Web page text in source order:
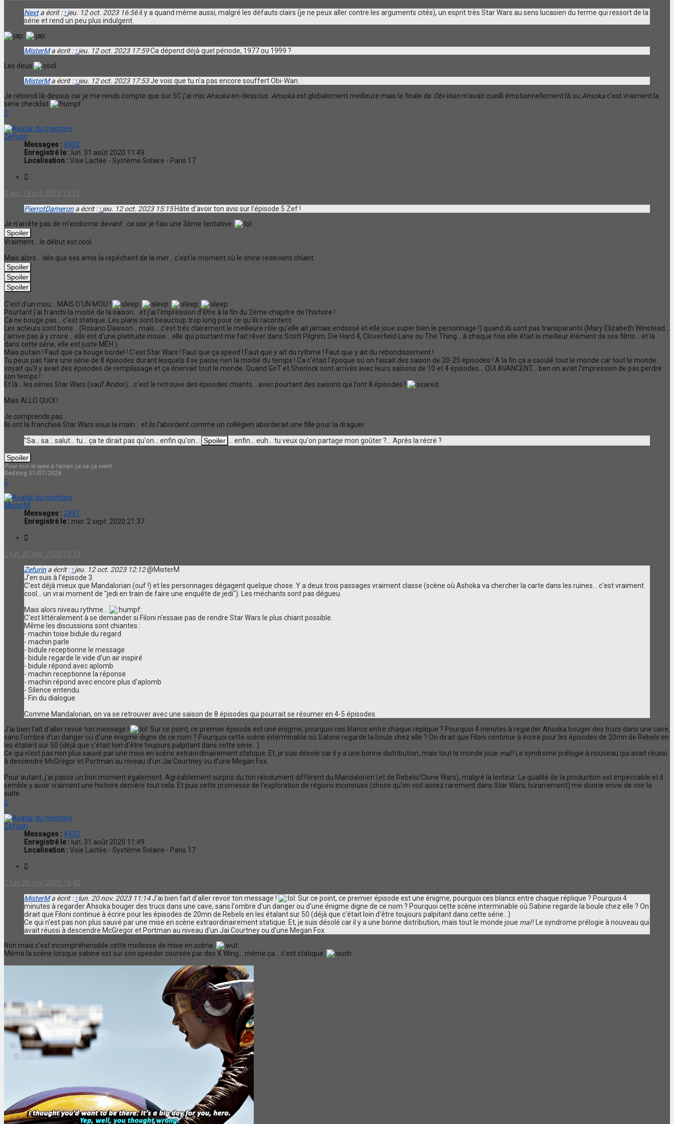
Nexta écrit : ↑jeu. 12 oct. 2023 16:56il y a quand même aussi, malgré les défauts clairs (je ne peux aller contre les arguments cités), un esprit très Star Wars au sens lucasien du terme qui ressort de la
série et rend un peu plus indulgent.
MisterMa écrit : ↑jeu. 12 oct. 2023 17:59Ca dépend déjà quel période, 1977 ou 1999 ?
Les deux
MisterMa écrit : ↑jeu. 12 oct. 2023 17:53Je vois que tu n'a pas encore souffert Obi-Wan.
Je rebondi là-dessus car je me rends compte que sur SC j'ai mis Ahsoka en-dessous. Ahsoka est globalement meilleure mais le finale de Obi-Wan m'avait cueilli émotionnellement là ou Ahsoka c'est vraiment la
série checklist
Zefurin
Messages : 4932
Enregistré le : lun. 31 août 2020 11:49
Localisation : Voie Lactée - Système Solaire - Paris 17
jeu. 19 oct. 2023 12:12
PierrotDameron a écrit : ↑jeu. 12 oct. 2023 15:15Hâte d'avoir ton avis sur l'épisode 5 Zef !
Je n'arrête pas de m'endormir devant : ce soir je fais une 3ème tentative.
Vraiment... le début est cool.
Mais alors... dés que ses amis la repêchent de la mer... c'est le moment où le show redevient chiant.
C'est d'un mou... MAIS D'UN MOU !
Pourtant j'ai franchi la moitié de la saison... et j'ai l'impression d'être à la fin du 2ème chapitre de l'histoire !
Ca ne bouge pas... c'est statique. Les plans sont beaucoup trop long pour ce qu'ils racontent.
Les acteurs sont bons... (Rosario Dawson... mais... c'est trés clairement le meilleure rôle qu'elle ait jamais endossé et elle joue super bien le personnage !) quand ils sont pas transparants (Mary Elizabeth Winstead...
j'arrive pas à y croire... elle est d'une platitude inouie... elle qui pourtant me fait rêver dans Scott Pilgrim, Die Hard 4, Cloverfield Lane ou The Thing... à chaque fois elle était le meilleur élément de ses films... et là
dans cette série, elle est juste MÊH )
Mais putain ! Faut que ça bouge bordel ! C'est Star Wars ! Faut que ça speed ! Faut que y ait du rythme ! Faut que y ait du rebondissement !
Tu peux pas faire une série de 8 épisodes durant lesquels il se passe rien la moitié du temps ! Ca c'était l'époque où on faisait des saison de 20-25 épisodes ! A la fin ça a saoulé tout le monde car tout le monde
voyait qu'il y avait des épisodes de remplissage et ça énervait tout le monde. Quand GoT et Sherlock sont arrivés avec leurs saisons de 10 et 4 épisodes... QUI AVANCENT... ben on avait l'impression de pas perdre
son temps !
Et là... les séries Star Wars (sauf Andor)... c'est le retrouve des épisodes chiants... avec pourtant des saisons qui font 8 épisodes !
Mais ALLO QUOI !
Je comprends pas...
Ils ont la franchise Star Wars sous la main... et ils l'abordent comme un collégien aborderait une fille pour la draguer.
"Sa... sa... salut... tu... ça te dirait pas qu'on... enfin qu'on...
... enfin... euh... tu veux qu'on partage mon goûter ?... Après la récré ?
Pour moi le sexe à l'écran ça va ça vient.
Redzing 31/07/2026
MisterM
Messages : 2951
Enregistré le : mer. 2 sept. 2020 21:37
lun. 20 nov. 2023 11:14
Zefurin a écrit : ↑jeu. 12 oct. 2023 12:12@MisterM
J'en suis à l'épisode 3.
C'est déjà mieux que Mandalorian (ouf !) et les personnages dégagent quelque chose. Y a deux trois passages vraiment classe (scène où Ashoka va chercher la carte dans les ruines... c'est vraiment
cool... un vrai moment de "jedi en train de faire une enquête de jedi"). Les méchants sont pas dégueu.
Mais alors niveau rythme...
C'est littéralement à se demander si Filoni n'essaie pas de rendre Star Wars le plus chiant possible.
Même les discussions sont chiantes :
- machin toise bidule du regard
- machin parle
- bidule receptionne le message
- bidule regarde le vide d'un air inspiré
- bidule répond avec aplomb
- machin receptionne la réponse
- machin répond avec encore plus d'aplomb
- Silence entendu.
- Fin du dialogue.
Comme Mandalorian, on va se retrouver avec une saison de 8 épisodes qui pourrait se résumer en 4-5 épisodes.
J'ai bien fait d'aller revoir ton message !
Sur ce point, ce premier épisode est une énigme, pourquoi ces blancs entre chaque réplique ? Pourquoi 4 minutes à regarder Ahsoka bouger des trucs dans une cave,
sans l'ombre d'un danger ou d'une énigme digne de ce nom ? Pourquoi cette scène interminable où Sabine regarde la boule chez elle ? On dirait que Filoni continue à écrire pour les épisodes de 20mn de Rebels en
les étalant sur 50 (déjà que c'était loin d'être toujours palpitant dans cette série...)
Ce qui n'est pas non plus sauvé par une mise en scène extraordinairement statique. Et, je suis désolé car il y a une bonne distribution, mais tout le monde joue mal! Le syndrome prélogie à nouveau qui avait réussi
à descendre McGregor et Portman au niveau d'un Jai Courtney ou d'une Megan Fox.
Pour autant, j'ai passé un bon moment également. Agréablement surpris du ton résolument différent du Mandalorien (et de Rebels/Clone Wars), malgré la lenteur. La qualité de la production est impeccable et il
semble y avoir vraiment une histoire derrière tout cela. Et puis cette promesse de l'exploration de régions inconnues (chose qu'on voit assez rarement dans Star Wars, bizarrement) me donne envie de voir la
suite.
Zefurin
Messages : 4932
Enregistré le : lun. 31 août 2020 11:49
Localisation : Voie Lactée - Système Solaire - Paris 17
lun. 20 nov. 2023 16:40
MisterMa écrit : ↑lun. 20 nov. 2023 11:14J'ai bien fait d'aller revoir ton message !
Sur ce point, ce premier épisode est une énigme, pourquoi ces blancs entre chaque réplique ? Pourquoi 4
minutes à regarder Ahsoka bouger des trucs dans une cave, sans l'ombre d'un danger ou d'une énigme digne de ce nom ? Pourquoi cette scène interminable où Sabine regarde la boule chez elle ? On
dirait que Filoni continue à écrire pour les épisodes de 20mn de Rebels en les étalant sur 50 (déjà que c'était loin d'être toujours palpitant dans cette série...)
Ce qui n'est pas non plus sauvé par une mise en scène extraordinairement statique. Et, je suis désolé car il y a une bonne distribution, mais tout le monde joue mal! Le syndrome prélogie à nouveau qui
avait réussi à descendre McGregor et Portman au niveau d'un Jai Courtney ou d'une Megan Fox.
Non mais c'est incompréhensible cette mollesse de mise en scène.
Même la scène lorsque sabine est sur son speeder coursée par des X Wing... même ça... c'est statique.